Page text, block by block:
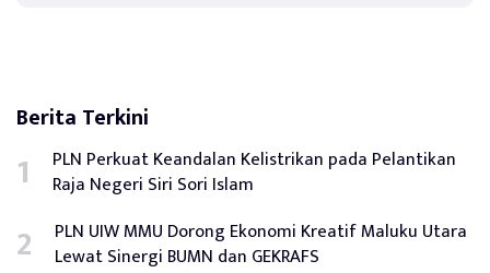
Berita Terkini
PLN Perkuat Keandalan Kelistrikan pada Pelantikan
Raja Negeri Siri Sori Islam
PLN UIW MMU Dorong Ekonomi Kreatif Maluku Utara
Lewat Sinergi BUMN dan GEKRAFS